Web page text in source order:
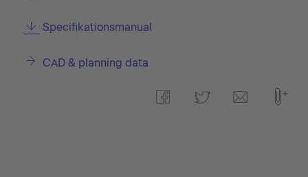
Specifikationsmanual
CAD & planning data